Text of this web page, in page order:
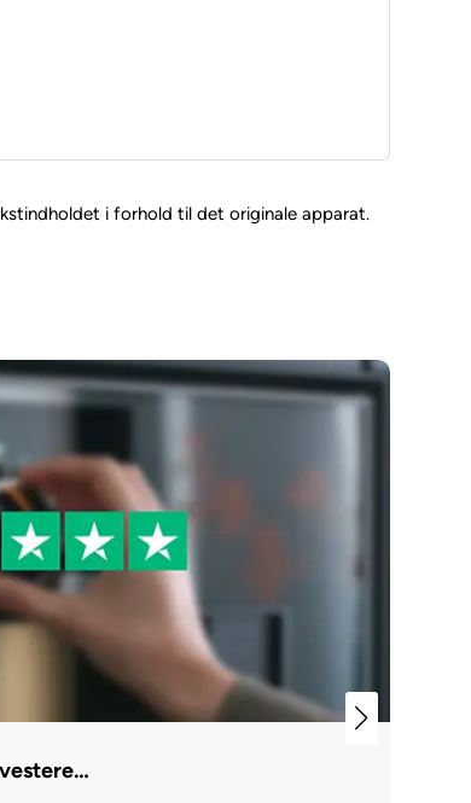
i forhold til det originale apparat.